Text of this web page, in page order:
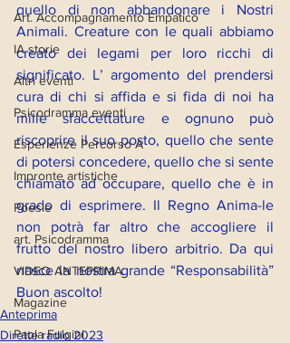
Art. Accompagnamento Empatico
IA storie
Altri eventi
Psicodramma eventi
Esperienze Percorso A
Impronte artistiche
Poesie
art. Psicodramma
VIDEO ANTEPRIMA
Magazine
Paola Fulgini
quello di non abbandonare i Nostri
Animali. Creature con le quali abbiamo
creato dei legami per loro ricchi di
significato. L’ argomento del prendersi
cura di chi si affida e si fida di noi ha
mille sfaccettature e ognuno può
riscoprire il suo posto, quello che sente
di potersi concedere, quello che si sente
chiamato ad occupare, quello che è in
grado di esprimere. Il Regno Anima-le
non potrà far altro che accogliere il
frutto del nostro libero arbitrio. Da qui
nasce la nostra grande “Responsabilità”
Buon ascolto!
Anteprima
Dirette radio 2023